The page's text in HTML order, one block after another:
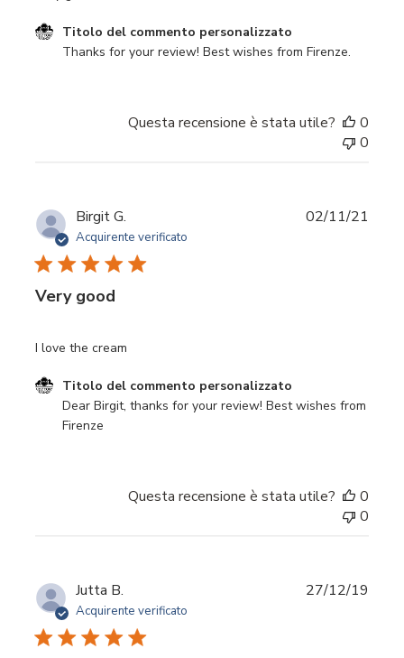
Commenti del proprietario del negozio sulla recensione
Titolo del commento personalizzato
Thanks for your review! Best wishes from Firenze.
Questa recensione è stata utile?
0
0
Birgit G.
Acquirente verificato
Very good
I love the cream
Commenti del proprietario del negozio sulla recensione
Titolo del commento personalizzato
Dear Birgit, thanks for your review! Best wishes from
Firenze
02/11/21
Questa recensione è stata utile?
0
0
Jutta B.
Acquirente verificato
27/12/19